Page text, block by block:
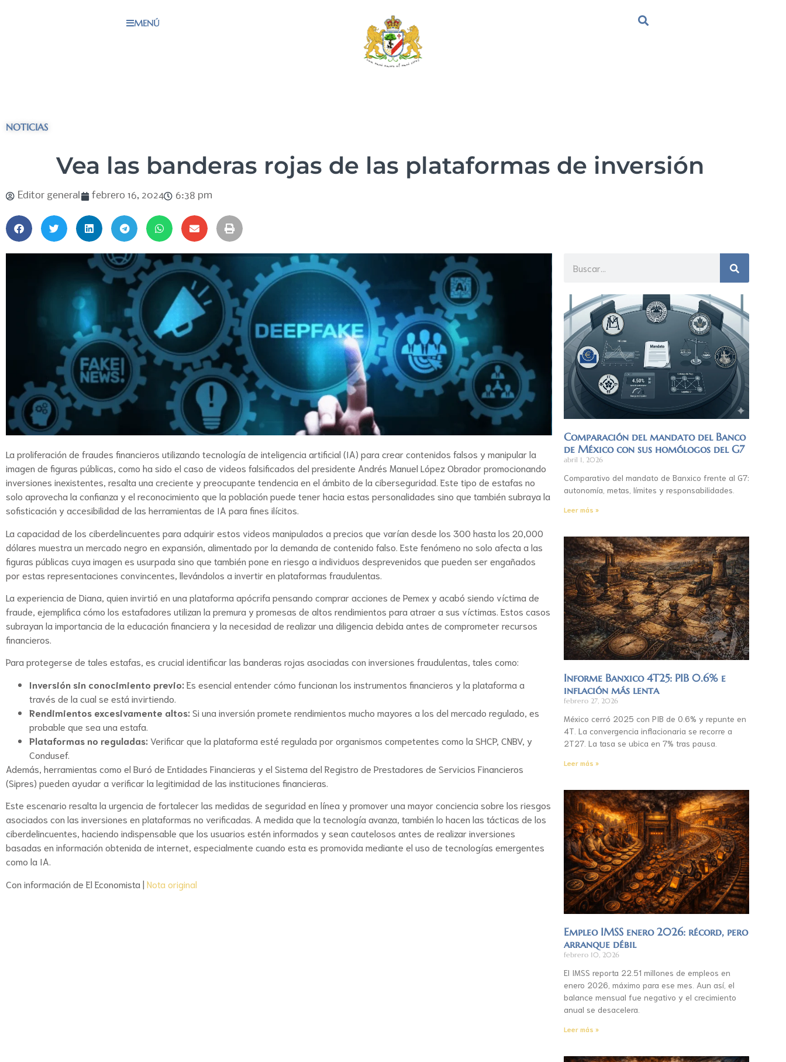
MENÚ
NOTICIAS
Vea las banderas rojas de las plataformas de inversión
Editor general febrero 16, 2024 6:38 pm
La proliferación de fraudes financieros utilizando tecnología de inteligencia artificial (IA) para crear contenidos falsos y manipular la
imagen de figuras públicas, como ha sido el caso de videos falsificados del presidente Andrés Manuel López Obrador promocionando
inversiones inexistentes, resalta una creciente y preocupante tendencia en el ámbito de la ciberseguridad. Este tipo de estafas no
solo aprovecha la confianza y el reconocimiento que la población puede tener hacia estas personalidades sino que también subraya la
sofisticación y accesibilidad de las herramientas de IA para fines ilícitos.
La capacidad de los ciberdelincuentes para adquirir estos videos manipulados a precios que varían desde los 300 hasta los 20,000
dólares muestra un mercado negro en expansión, alimentado por la demanda de contenido falso. Este fenómeno no solo afecta a las
figuras públicas cuya imagen es usurpada sino que también pone en riesgo a individuos desprevenidos que pueden ser engañados
por estas representaciones convincentes, llevándolos a invertir en plataformas fraudulentas.
La experiencia de Diana, quien invirtió en una plataforma apócrifa pensando comprar acciones de Pemex y acabó siendo víctima de
fraude, ejemplifica cómo los estafadores utilizan la premura y promesas de altos rendimientos para atraer a sus víctimas. Estos casos
subrayan la importancia de la educación financiera y la necesidad de realizar una diligencia debida antes de comprometer recursos
financieros.
Para protegerse de tales estafas, es crucial identificar las banderas rojas asociadas con inversiones fraudulentas, tales como:
Inversión sin conocimiento previo: Es esencial entender cómo funcionan los instrumentos financieros y la plataforma a
través de la cual se está invirtiendo.
Rendimientos excesivamente altos: Si una inversión promete rendimientos mucho mayores a los del mercado regulado, es
probable que sea una estafa.
Plataformas no reguladas: Verificar que la plataforma esté regulada por organismos competentes como la SHCP, CNBV, y
Condusef.
Además, herramientas como el Buró de Entidades Financieras y el Sistema del Registro de Prestadores de Servicios Financieros
(Sipres) pueden ayudar a verificar la legitimidad de las instituciones financieras.
Este escenario resalta la urgencia de fortalecer las medidas de seguridad en línea y promover una mayor conciencia sobre los riesgos
asociados con las inversiones en plataformas no verificadas. A medida que la tecnología avanza, también lo hacen las tácticas de los
ciberdelincuentes, haciendo indispensable que los usuarios estén informados y sean cautelosos antes de realizar inversiones
basadas en información obtenida de internet, especialmente cuando esta es promovida mediante el uso de tecnologías emergentes
como la IA.
Con información de El Economista | Nota original
Comparación del mandato del Banco
de México con sus homólogos del G7
abril 1, 2026
Comparativo del mandato de Banxico frente al G7:
autonomía, metas, límites y responsabilidades.
Leer más »
Informe Banxico 4T25: PIB 0.6% e
inflación más lenta
febrero 27, 2026
México cerró 2025 con PIB de 0.6% y repunte en
4T. La convergencia inflacionaria se recorre a
2T27. La tasa se ubica en 7% tras pausa.
Leer más »
Empleo IMSS enero 2026: récord, pero
arranque débil
febrero 10, 2026
El IMSS reporta 22.51 millones de empleos en
enero 2026, máximo para ese mes. Aun así, el
balance mensual fue negativo y el crecimiento
anual se desacelera.
Leer más »